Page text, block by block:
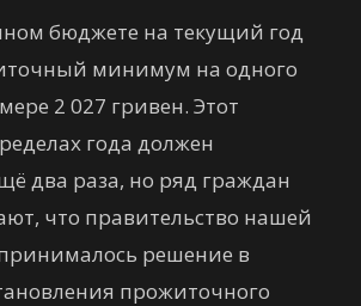
бюджете на текущий год
минимум на одного
2 027 гривен. Этот
года должен
два раза, но ряд граждан
что правительство нашей
решение в
прожиточного